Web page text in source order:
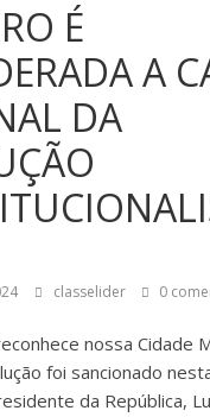
É
A
DA
classelider 0
nossa Cidade
foi sancionado
da República,